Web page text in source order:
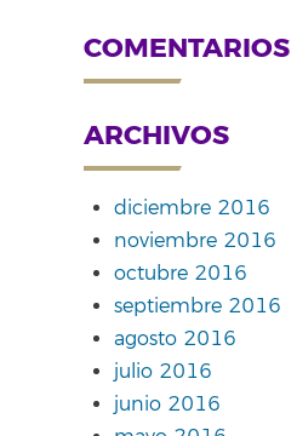
ARCHIVOS
diciembre 2016
noviembre 2016
octubre 2016
septiembre 2016
agosto 2016
julio 2016
junio 2016